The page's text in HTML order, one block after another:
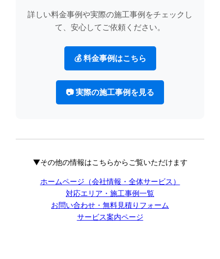
詳しい料金事例や実際の施工事例をチェックし
て、安心してご依頼ください。
💰 料金事例はこちら
📷 実際の施工事例を見る
▼その他の情報はこちらからご覧いただけます
ホームページ（会社情報・全体サービス）
対応エリア・施工事例一覧
お問い合わせ・無料見積りフォーム
サービス案内ページ